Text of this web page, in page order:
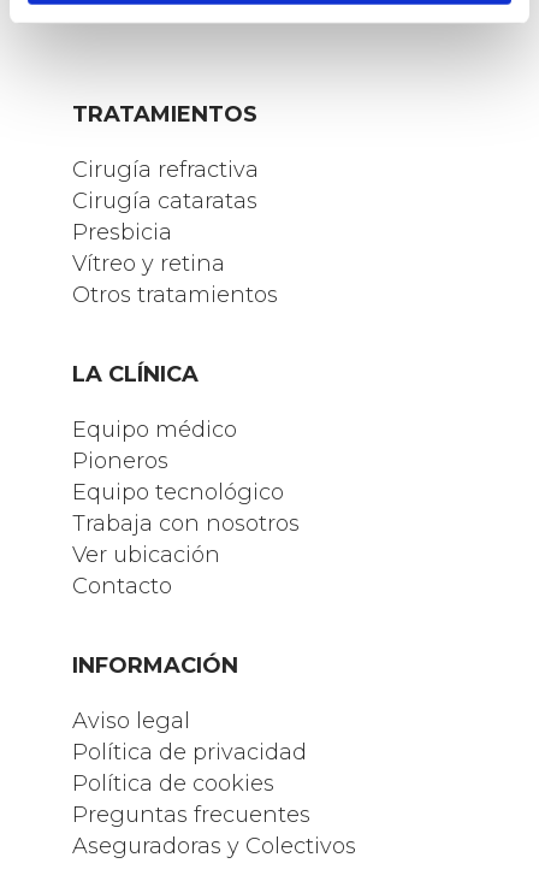
TRATAMIENTOS
Cirugía refractiva
Cirugía cataratas
Presbicia
Vítreo y retina
Otros tratamientos
LA CLÍNICA
Equipo médico
Pioneros
Equipo tecnológico
Trabaja con nosotros
Ver ubicación
Contacto
INFORMACIÓN
Aviso legal
Política de privacidad
Política de cookies
Preguntas frecuentes
Aseguradoras y Colectivos